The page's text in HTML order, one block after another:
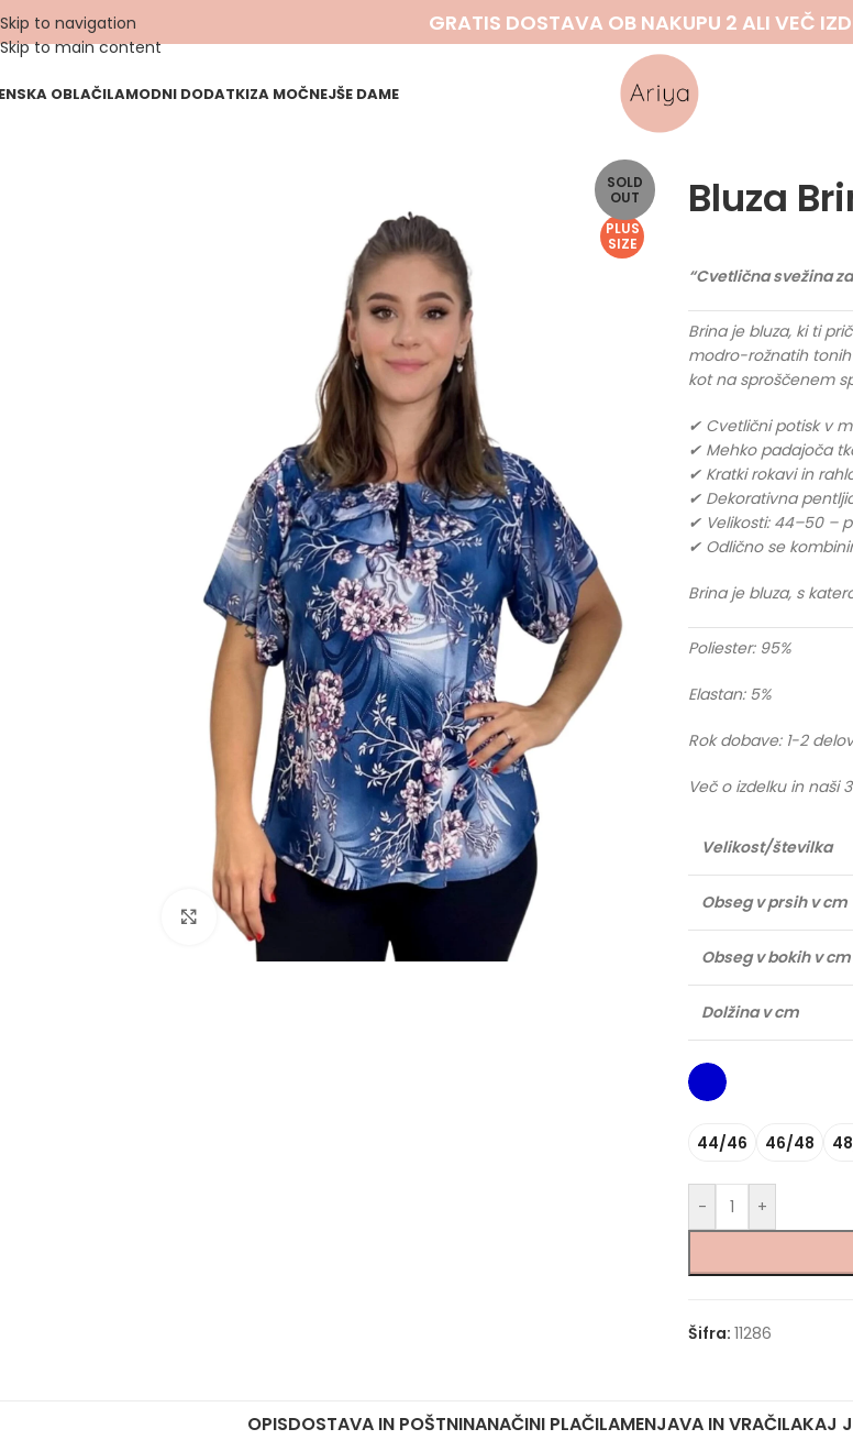
Skip to navigation
Skip to main content
GRATIS DOSTAVA OB NAKUPU 2 ALI VEČ
OBLAČILAMODNI DODATKIZA MOČNEJŠE DAME
SOLD
OUT
PLUS
SIZE
Click to enlarge
Bluza
“Cvetlična svežina
Brina je bluza, ki ti
modro-rožnatih tonih
kot na sproščenem
✔ Cvetlični potisk v
✔ Mehko padajoča
✔ Kratki rokavi in
✔ Dekorativna
✔ Velikosti: 44–50 –
✔ Odlično se
Brina je bluza, s
Poliester: 95%
Elastan: 5%
Rok dobave: 1-2
Več o izdelku in naši
Velikost/številka
Obseg v prsih v cm
Obseg v bokih v cm
Dolžina v cm
44/46 46/48
- +
Šifra: 11286
OPISDOSTAVA IN POŠTNINANAČINI PLAČILAMENJAVA IN VRAČILAKAJ